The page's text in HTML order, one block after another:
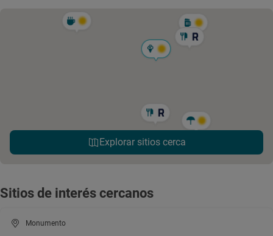
Explorar sitios cerca
Sitios de interés cercanos
Monumento